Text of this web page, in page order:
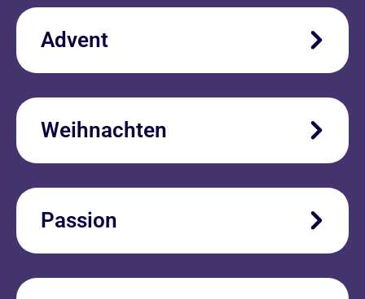
Advent
Weihnachten
Passion